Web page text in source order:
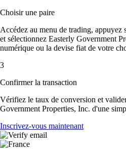
Choisir une paire
Accédez au menu de trading, appuyez
et sélectionnez Easterly Government
numérique ou la devise fiat de votre
3
Confirmer la transaction
Vérifiez le taux de conversion et
Government Properties, Inc. d'une
Inscrivez-vous maintenant